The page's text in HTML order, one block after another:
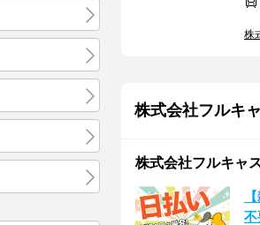
株
株式会社フルキ
株式会社フルキャ
不